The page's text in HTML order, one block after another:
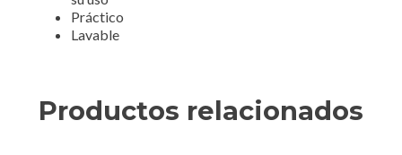
Práctico
Lavable
Productos relacionados